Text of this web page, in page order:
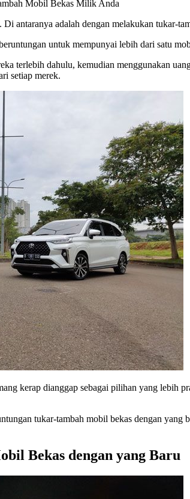
Mobil Bekas Milik Anda
antaranya adalah dengan melakukan tukar-
untuk mempunyai lebih dari satu
terlebih dahulu, kemudian menggunakan
setiap merek.
kerap dianggap sebagai pilihan yang lebih
tukar-tambah mobil bekas dengan
Bekas dengan yang Baru